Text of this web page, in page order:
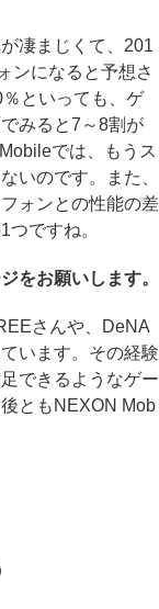
凄まじくて、201
ンになると予想さ
といっても、ゲ
みると7～8割が
では、もうス
いのです。また、
ォンとの性能の差
ですね。
をお願いします。
さんや、DeNA
います。その経験
できるようなゲー
ともNEXON Mob